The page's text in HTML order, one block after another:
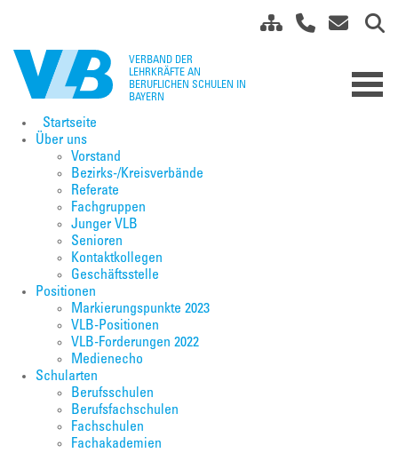
Startseite
Über uns
Vorstand
Bezirks-/Kreisverbände
Referate
Fachgruppen
Junger VLB
Senioren
Kontaktkollegen
Geschäftsstelle
Positionen
Markierungspunkte 2023
VLB-Positionen
VLB-Forderungen 2022
Medienecho
Schularten
Berufsschulen
Berufsfachschulen
Fachschulen
Fachakademien